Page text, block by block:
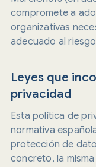
compromete a
organizativas
adecuado al
Leyes que
privacidad
Esta política de
normativa
protección de
concreto, la